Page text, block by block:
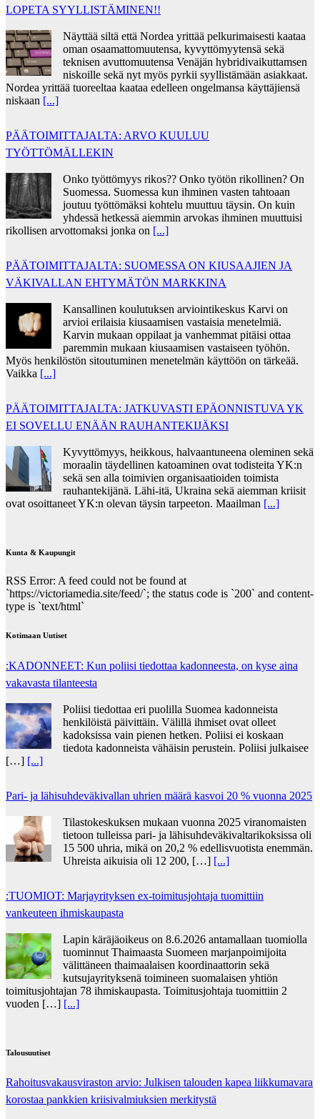
LOPETA SYYLLISTÄMINEN!!
Näyttää siltä että Nordea yrittää pelkurimaisesti kaataa
oman osaamattomuutensa, kyvyttömyytensä sekä
teknisen avuttomuutensa Venäjän hybridivaikuttamsen
niskoille sekä nyt myös pyrkii syyllistämään asiakkaat.
Nordea yrittää tuoreeltaa kaataa edelleen ongelmansa käyttäjiensä
niskaan [...]
PÄÄTOIMITTAJALTA: ARVO KUULUU
TYÖTTÖMÄLLEKIN
Onko työttömyys rikos?? Onko työtön rikollinen? On
Suomessa. Suomessa kun ihminen vasten tahtoaan
joutuu työttömäksi kohtelu muuttuu täysin. On kuin
yhdessä hetkessä aiemmin arvokas ihminen muuttuisi
rikollisen arvottomaksi jonka on [...]
PÄÄTOIMITTAJALTA: SUOMESSA ON KIUSAAJIEN JA
VÄKIVALLAN EHTYMÄTÖN MARKKINA
Kansallinen koulutuksen arviointikeskus Karvi on
arvioi erilaisia kiusaamisen vastaisia menetelmiä.
Karvin mukaan oppilaat ja vanhemmat pitäisi ottaa
paremmin mukaan kiusaamisen vastaiseen työhön.
Myös henkilöstön sitoutuminen menetelmän käyttöön on tärkeää.
Vaikka [...]
PÄÄTOIMITTAJALTA: JATKUVASTI EPÄONNISTUVA YK
EI SOVELLU ENÄÄN RAUHANTEKIJÄKSI
Kyvyttömyys, heikkous, halvaantuneena oleminen sekä
moraalin täydellinen katoaminen ovat todisteita YK:n
sekä sen alla toimivien organisaatioiden toimista
rauhantekijänä. Lähi-itä, Ukraina sekä aiemman kriisit
ovat osoittaneet YK:n olevan täysin tarpeeton. Maailman [...]
Kunta & Kaupungit
RSS Error: A feed could not be found at
`https://victoriamedia.site/feed/`; the status code is `200` and content-
type is `text/html`
Kotimaan Uutiset
:KADONNEET: Kun poliisi tiedottaa kadonneesta, on kyse aina
vakavasta tilanteesta
Poliisi tiedottaa eri puolilla Suomea kadonneista
henkilöistä päivittäin. Välillä ihmiset ovat olleet
kadoksissa vain pienen hetken. Poliisi ei koskaan
tiedota kadonneista vähäisin perustein. Poliisi julkaisee
[…] [...]
Pari- ja lähisuhdeväkivallan uhrien määrä kasvoi 20 % vuonna 2025
Tilastokeskuksen mukaan vuonna 2025 viranomaisten
tietoon tulleissa pari- ja lähisuhdeväkivaltarikoksissa oli
15 500 uhria, mikä on 20,2 % edellisvuotista enemmän.
Uhreista aikuisia oli 12 200, […] [...]
:TUOMIOT: Marjayrityksen ex-toimitusjohtaja tuomittiin
vankeuteen ihmiskaupasta
Lapin käräjäoikeus on 8.6.2026 antamallaan tuomiolla
tuominnut Thaimaasta Suomeen marjanpoimijoita
välittäneen thaimaalaisen koordinaattorin sekä
kutsujayrityksenä toimineen suomalaisen yhtiön
toimitusjohtajan 78 ihmiskaupasta. Toimitusjohtaja tuomittiin 2
vuoden […] [...]
Talousuutiset
Rahoitusvakausviraston arvio: Julkisen talouden kapea liikkumavara
korostaa pankkien kriisivalmiuksien merkitystä